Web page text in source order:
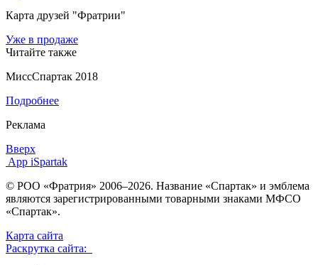
Карта друзей "Фратрии"
Уже в продаже
Читайте также
МиссСпартак 2018
Подробнее
Реклама
Вверх
App iSpartak
© РОО «Фратрия» 2006–2026. Название «Спартак» и эмблема
являются зарегистрированными товарными знаками МФСО
«Спартак».
Карта сайта
Раскрутка сайта: